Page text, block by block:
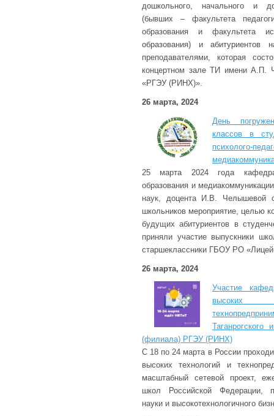
дошкольного, начального и
(бывших – факультета
образования и факультета
образования) и абитуриентов
преподавателями, которая
концертном зале ТИ имени
«РГЭУ (РИНХ)».
26 марта, 2024
День
классов в
психолого-
25 марта 2024 года кафедра
образования и
наук, доцента И.В. Челышевой
школьников мероприятие, целью
будущих абитуриентов в
приняли участие выпускники
старшеклассники ГБОУ РО «Лицей-
26 марта, 2024
Участие
(филиала) РГЭУ (РИНХ)
С 18 по 24 марта в России
высоких технологий и
масштабный сетевой проект,
школ Российской Федерации,
науки и высокотехнологичного